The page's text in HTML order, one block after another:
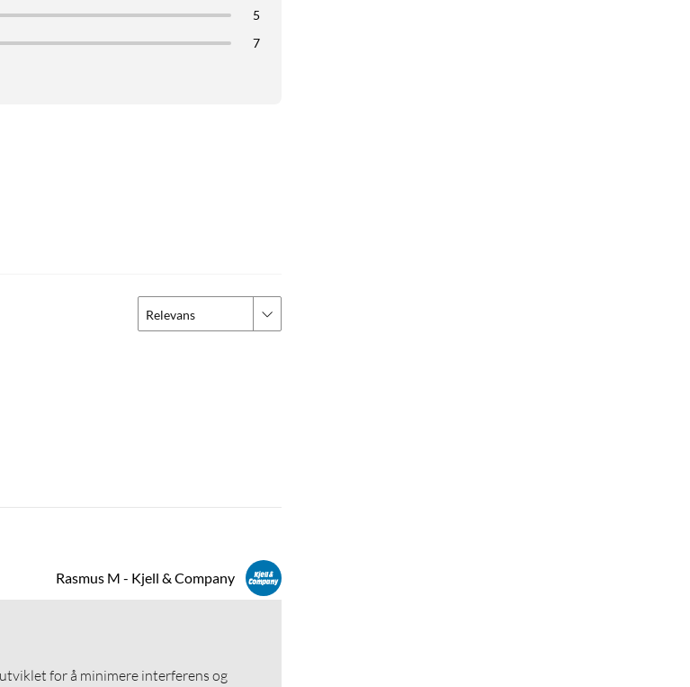
5
7
Relevans
Rasmus M - Kjell & Company
for å minimere interferens og